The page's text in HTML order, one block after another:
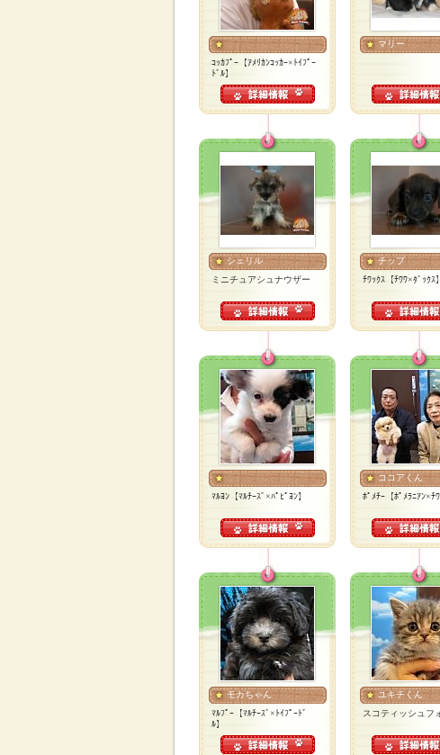
ｺｯｶﾌﾟｰ【ｱﾒﾘｶﾝｺｯｶｰ×ﾄｲﾌﾟｰ
ﾄﾞﾙ】
マリー
シェリル
ミニチュアシュナウザー
チップ
ﾁﾜｯｸｽ【ﾁﾜﾜ×ﾀﾞｯｸｽ】
ﾏﾙﾖﾝ【ﾏﾙﾁｰｽﾞ×ﾊﾟﾋﾟﾖﾝ】
ココアくん
ﾎﾟﾒﾁｰ【ﾎﾟﾒﾗﾆｱﾝ×ﾁﾜ
モカちゃん
ﾏﾙﾌﾟｰ【ﾏﾙﾁｰｽﾞ×ﾄｲﾌﾟｰﾄﾞ
ﾙ】
ユキチくん
スコティッシュフ